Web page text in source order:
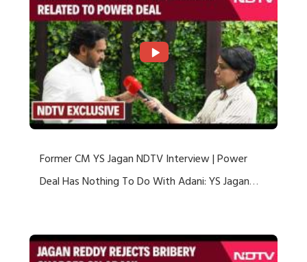
Former CM YS Jagan NDTV Interview | Power
Deal Has Nothing To Do With Adani: YS Jagan